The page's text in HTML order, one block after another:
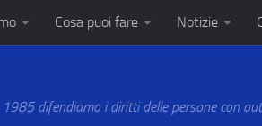
Cosa puoi fare Notizie
difendiamo i diritti delle persone con